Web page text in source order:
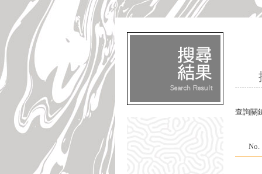
查詢關
No.